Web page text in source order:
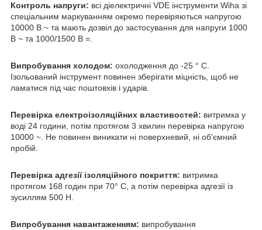
Контроль напруги: всі діелектричні VDE інструменти Wiha зі
спеціальним маркуванням окремо перевіряються напругою
10000 В ~ та мають дозвіл до застосування для напруги 1000
В ~ та 1000/1500 В =.
Випробування холодом: охолодження до -25 ° C.
Ізольований інструмент повинен зберігати міцність, щоб не
ламатися під час поштовхів і ударів.
Перевірка електроізоляційних властивостей: витримка у
воді 24 години, потім протягом 3 хвилин перевірка напругою
10000 ~. Не повинен виникати ні поверхневий, ні об'ємний
пробій.
Перевірка адгезії ізоляційного покриття: витримка
протягом 168 годин при 70° C, а потім перевірка адгезії із
зусиллям 500 Н.
Випробування навантаженням: випробування